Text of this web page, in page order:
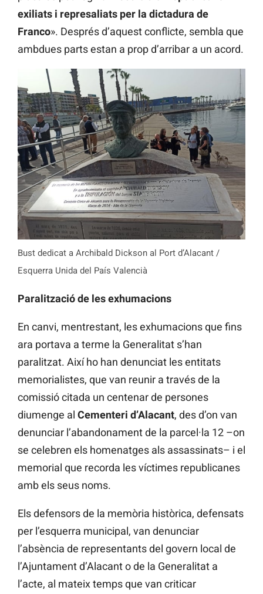
exiliats i represaliats per la dictadura de
Franco». Després d’aquest conflicte, sembla que
ambdues parts estan a prop d’arribar a un acord.
Bust dedicat a Archibald Dickson al Port d’Alacant /
Esquerra Unida del País Valencià
Paralització de les exhumacions
En canvi, mentrestant, les exhumacions que fins
ara portava a terme la Generalitat s’han
paralitzat. Així ho han denunciat les entitats
memorialistes, que van reunir a través de la
comissió citada un centenar de persones
diumenge al Cementeri d’Alacant, des d’on van
denunciar l’abandonament de la parcel·la 12 –on
se celebren els homenatges als assassinats– i el
memorial que recorda les víctimes republicanes
amb els seus noms.
Els defensors de la memòria històrica, defensats
per l’esquerra municipal, van denunciar
l’absència de representants del govern local de
l’Ajuntament d’Alacant o de la Generalitat a
l’acte, al mateix temps que van criticar